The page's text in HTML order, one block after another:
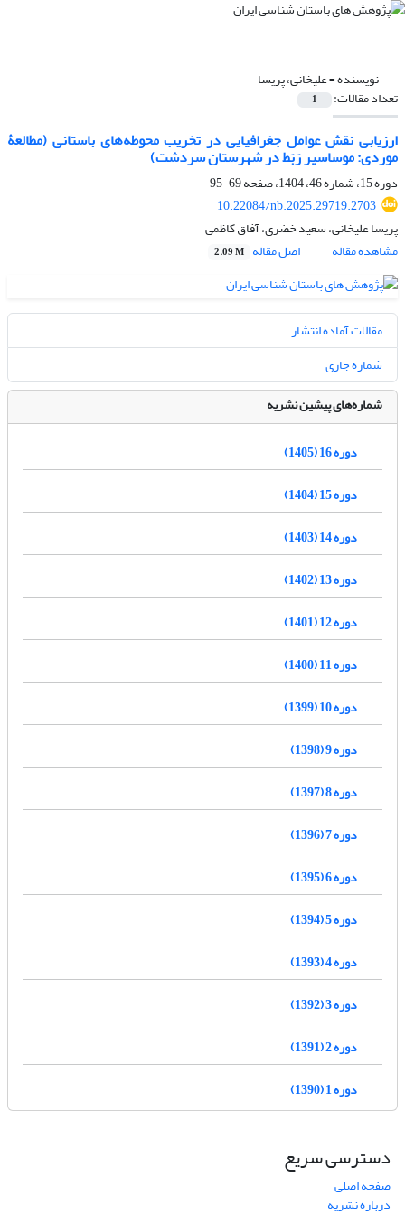
نویسنده =علیخانی، پریسا
تعداد مقالات: 1
ارزیابی نقش عوامل جغرافیایی در تخریب محوطه‌های باستانی (مطالعۀ
موردی: موساسیر رَبَط در شهرستان سردشت)
دوره 15، شماره 46، 1404، صفحه
69-95
10.22084/nb.2025.29719.2703
پریسا علیخانی، سعید خضری، آفاق کاظمی
مشاهده مقاله
اصل مقاله 2.09 M
مقالات آماده انتشار
شماره جاری
شماره‌های پیشین نشریه
دوره 16 (1405)
دوره 15 (1404)
دوره 14 (1403)
دوره 13 (1402)
دوره 12 (1401)
دوره 11 (1400)
دوره 10 (1399)
دوره 9 (1398)
دوره 8 (1397)
دوره 7 (1396)
دوره 6 (1395)
دوره 5 (1394)
دوره 4 (1393)
دوره 3 (1392)
دوره 2 (1391)
دوره 1 (1390)
دسترسی سریع
صفحه اصلی
درباره نشریه